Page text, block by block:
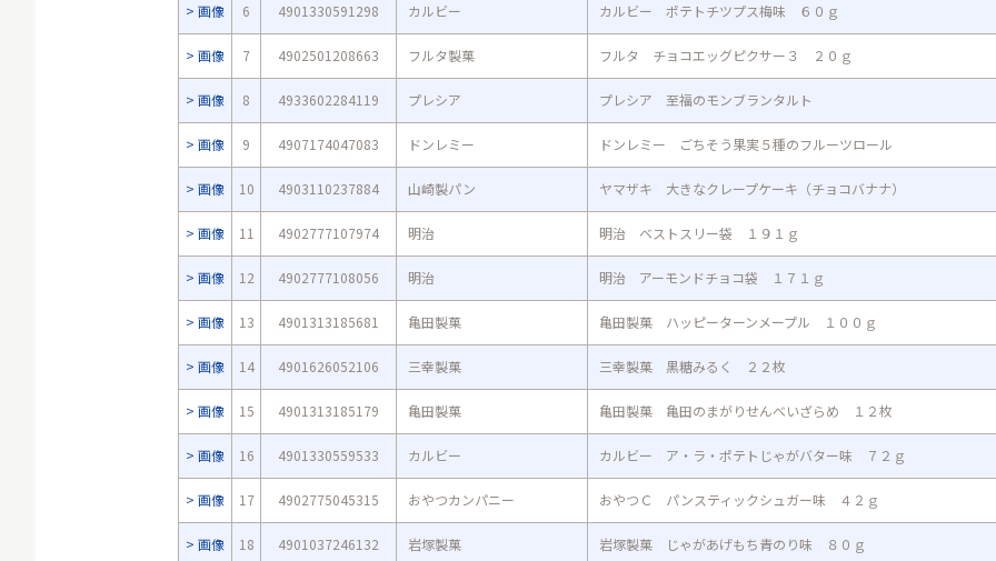
画像 6 4901330591298 カルビー カルビー ポテトチツプス梅味 ６０ｇ
画像 7 4902501208663 フルタ製菓 フルタ チョコエッグピクサー３ ２０ｇ
画像 8 4933602284119 プレシア プレシア 至福のモンブランタルト
画像 9 4907174047083 ドンレミー ドンレミー ごちそう果実５種のフルーツロール
画像 10 4903110237884 山崎製パン ヤマザキ 大きなクレープケーキ（チョコバナナ）
画像 11 4902777107974 明治 明治 ベストスリー袋 １９１ｇ
画像 12 4902777108056 明治 明治 アーモンドチョコ袋 １７１ｇ
画像 13 4901313185681 亀田製菓 亀田製菓 ハッピーターンメープル １００ｇ
画像 14 4901626052106 三幸製菓 三幸製菓 黒糖みるく ２２枚
画像 15 4901313185179 亀田製菓 亀田製菓 亀田のまがりせんべいざらめ １２枚
画像 16 4901330559533 カルビー カルビー ア・ラ・ポテトじゃがバター味 ７２ｇ
画像 17 4902775045315 おやつカンパニー おやつＣ パンスティックシュガー味 ４２ｇ
画像 18 4901037246132 岩塚製菓 岩塚製菓 じゃがあげもち青のり味 ８０ｇ